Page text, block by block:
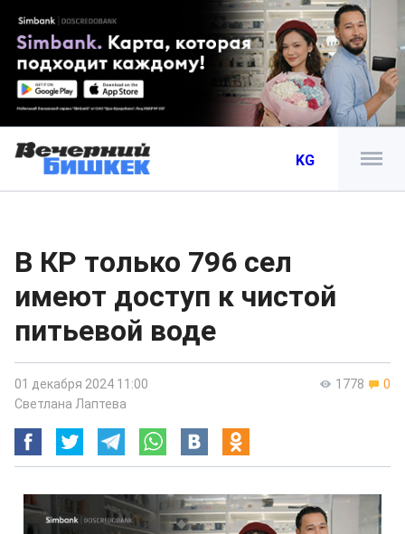
KG
В КР только 796 сел
имеют доступ к чистой
питьевой воде
1778 0
01 декабря 2024 11:00
Светлана Лаптева